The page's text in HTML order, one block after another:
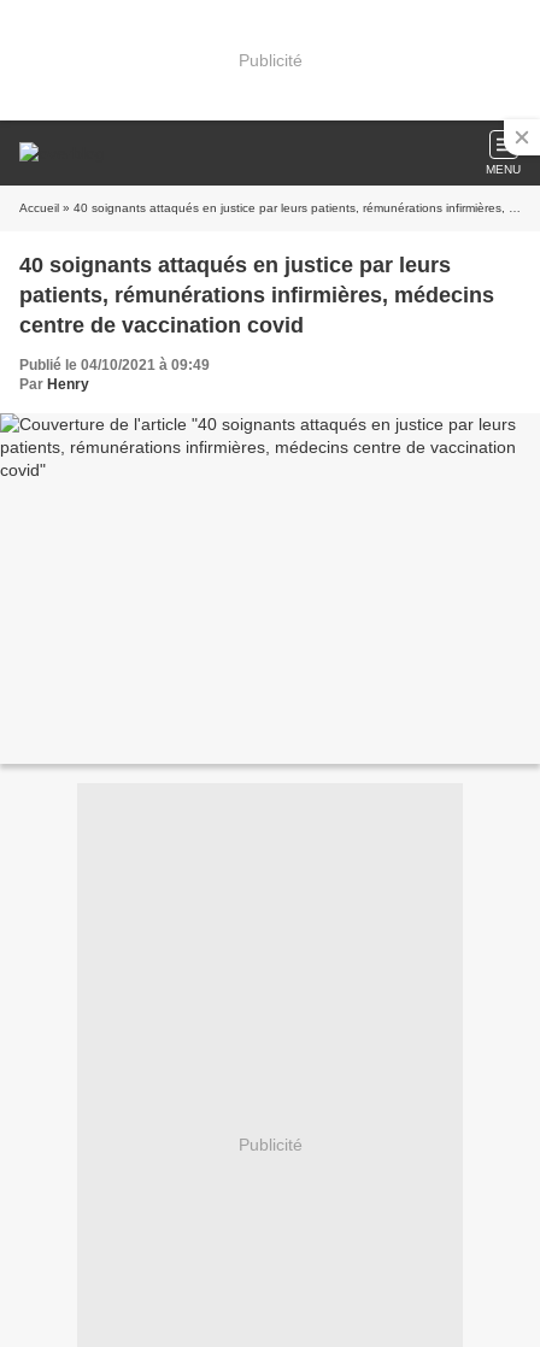
Publicité
MENU
Accueil » 40 soignants attaqués en justice par leurs patients, rémunérations infirmières, médecins centre de vaccination covid
40 soignants attaqués en justice par leurs
patients, rémunérations infirmières, médecins
centre de vaccination covid
Publié le 04/10/2021 à 09:49
Par Henry
Publicité